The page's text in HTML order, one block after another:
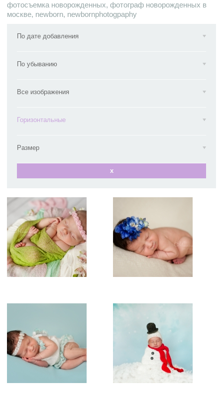
фотосъемка новорожденных, фотограф новорожденных в
москве, newborn, newbornphotogpaphy
По дате добавления
По убыванию
Все изображения
Горизонтальные
Размер
x